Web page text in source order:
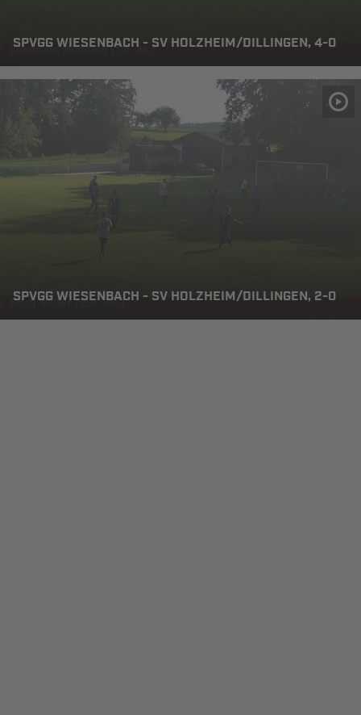
SPVGG WIESENBACH - SV HOLZHEIM/DILLINGEN, 4-0
SPVGG WIESENBACH - SV HOLZHEIM/DILLINGEN, 2-0